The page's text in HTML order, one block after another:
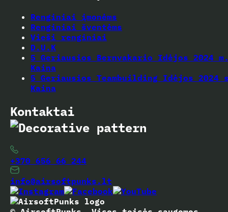
Renginiai įmonėms
Renginiai šventėms
Vieši renginiai
D.U.K
5 Geriausios Bernvakario Idėjos 2024
Kaina
5 Geriausios Teambuilding Idėjos 2024
Kaina
Kontaktai
+370 656 66 244
info@airsoftpunks.lt